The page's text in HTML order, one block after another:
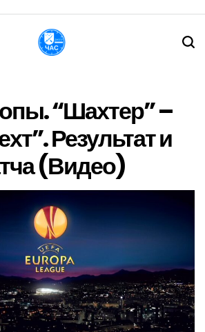
“Шахтер” –
Результат и
(Видео)